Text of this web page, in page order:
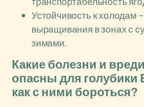
Устойчивость к холодам
выращивания в зонах с
зимами.
Какие болезни и
опасны для голубики
как с ними бороться?